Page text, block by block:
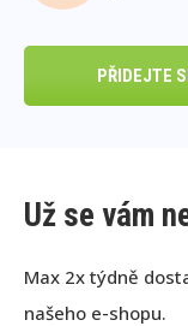
PŘIDEJTE
Už se vám
Max 2x týdně
našeho e-shopu.